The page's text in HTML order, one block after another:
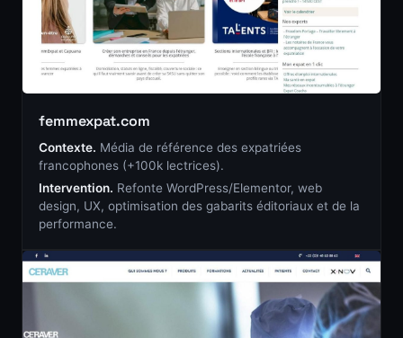
femmexpat.com
Contexte. Média de référence des expatriées
francophones (+100k lectrices).
Intervention. Refonte WordPress/Elementor, web
design, UX, optimisation des gabarits éditoriaux et de la
performance.